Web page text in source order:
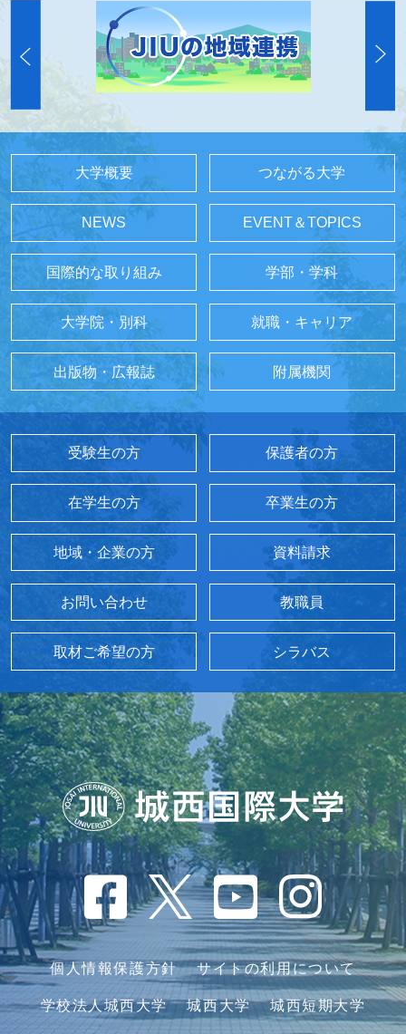
大学概要 つながる大学
NEWS EVENT＆TOPICS
国際的な取り組み 学部・学科
大学院・別科 就職・キャリア
出版物・広報誌 附属機関
受験生の方 保護者の方
在学生の方 卒業生の方
地域・企業の方 資料請求
お問い合わせ 教職員
取材ご希望の方 シラバス
個人情報保護方針 サイトの利用について
学校法人城西大学 城西大学 城西短期大学